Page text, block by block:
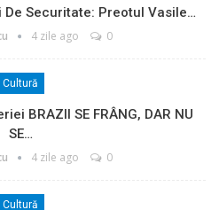
Securitate: Preotul Vasile…
4 zile ago 0
Cultură
BRAZII SE FRÂNG, DAR NU
SE…
4 zile ago 0
Cultură